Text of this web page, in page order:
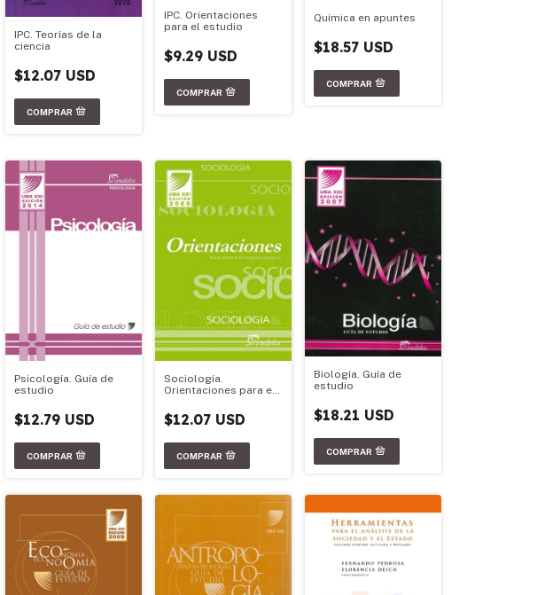
IPC. Teorías de la
ciencia
$12.07 USD
IPC. Orientaciones
para el estudio
$9.29 USD
Química en apuntes
$18.57 USD
Psicología. Guía de
estudio
$12.79 USD
Sociología.
Orientaciones para el
bibliografía
obligatoria
$12.07 USD
Biología. Guía de
estudio
$18.21 USD